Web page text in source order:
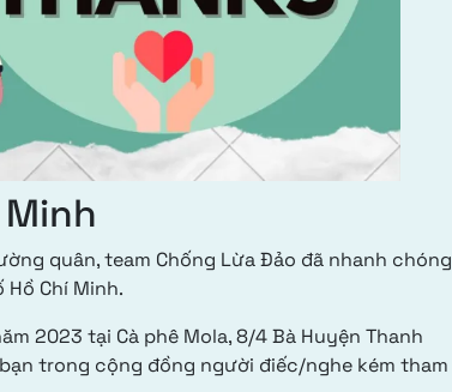
quân, team Chống Lừa Đảo đã nhanh chóng
Chí Minh.
2023 tại Cà phê Mola, 8/4 Bà Huyện Thanh
trong cộng đồng người điếc/nghe kém tham